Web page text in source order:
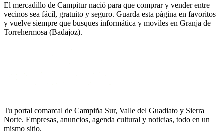
El mercadillo de Campitur nació para que comprar y vender entre
vecinos sea fácil, gratuito y seguro. Guarda esta página en favoritos
y vuelve siempre que busques informática y moviles en Granja de
Torrehermosa (Badajoz).
Tu portal comarcal de Campiña Sur, Valle del Guadiato y Sierra
Norte. Empresas, anuncios, agenda cultural y noticias, todo en un
mismo sitio.